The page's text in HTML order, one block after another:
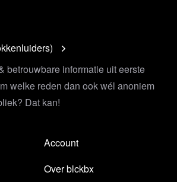
betrouwbare informatie uit eerste
welke reden dan ook wél anoniem
Dat kan!
Account
Over blckbx